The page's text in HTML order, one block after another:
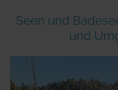
Ausgefallenes
Hundefreundliche Unterkünfte
Glamping
Top Seen nach
Deutschlands Lieblingsseen
Seen in Europa
Seen und
und